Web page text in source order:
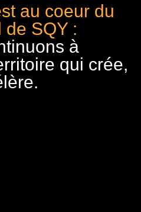
au coeur du
SQY :
à
qui crée,